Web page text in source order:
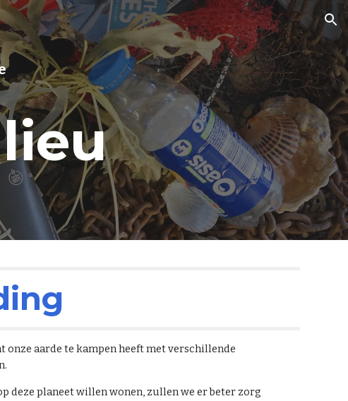
onze aarde te kampen heeft met verschillende
deze planeet willen wonen, zullen we er beter zorg